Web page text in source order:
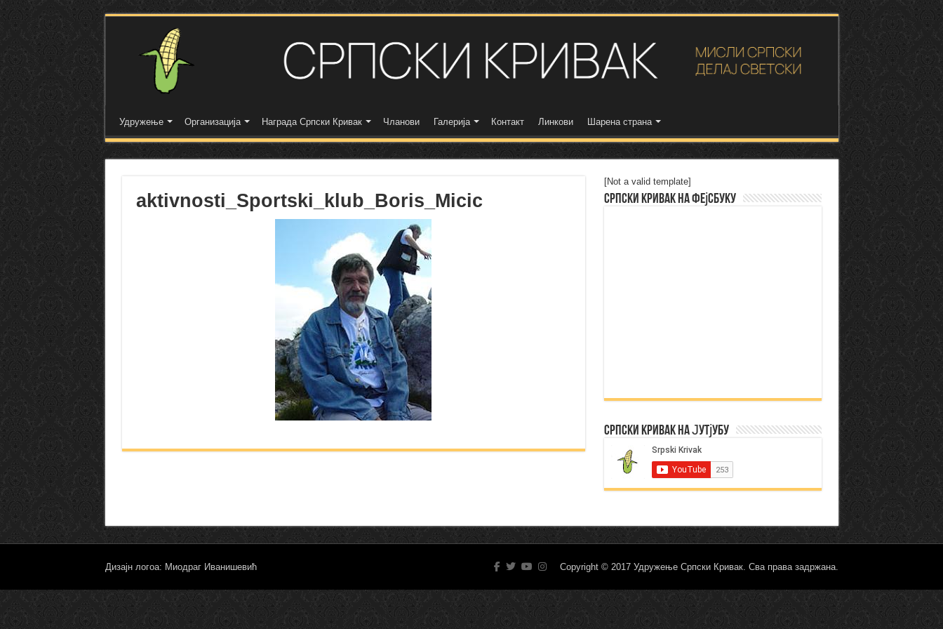
Удружење Организација Награда Српски Кривак Чланови Галерија Контакт Линкови Шарена страна
aktivnosti_Sportski_klub_Boris_Micic
[Not a valid template]
Српски Кривак на Фејсбуку
Српски Кривак на Јутјубу
Copyright © 2017 Удружење Српски Кривак. Сва права задржана.
Дизајн логоа: Миодраг Иванишевић